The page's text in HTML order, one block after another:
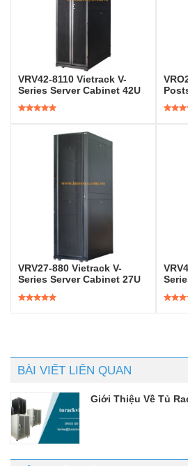
VRV42-8110 Vietrack V-
Series Server Cabinet 42U
5.005
VRV27-880 Vietrack V-
Series Server Cabinet 27U
BÀI VIẾT LIÊN QUAN
Giới Thiệu Về Tủ